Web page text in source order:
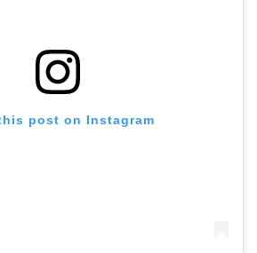
post on Instagram